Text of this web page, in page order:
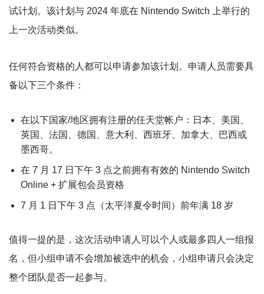
试计划。该计划与 2024 年底在 Nintendo Switch 上举行的
上一次活动类似。
任何符合资格的人都可以申请参加该计划。申请人员需要具
备以下三个条件：
在以下国家/地区拥有注册的任天堂帐户：日本、美国、
英国、法国、德国、意大利、西班牙、加拿大、巴西或
墨西哥。
在 7 月 17 日下午 3 点之前拥有有效的 Nintendo Switch
Online + 扩展包会员资格
7 月 1 日下午 3 点（太平洋夏令时间）前年满 18 岁
值得一提的是，这次活动申请人可以个人或最多四人一组报
名，但小组申请不会增加被选中的机会，小组申请只会决定
整个团队是否一起参与。